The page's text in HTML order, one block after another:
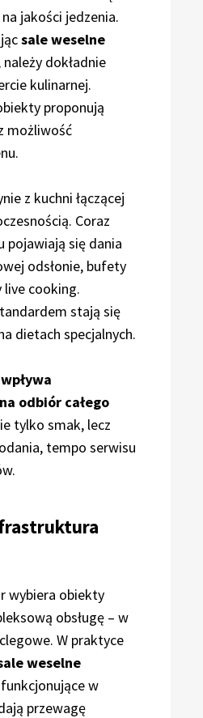
jakości jedzenia.
sale weselne
należy dokładnie
kulinarnej.
proponują
możliwość
z kuchni łączącej
Coraz
pojawiają się dania
odsłonie, bufety
live cooking.
stają się
dietach specjalnych.
odbiór całego
tylko smak, lecz
tempo serwisu
wybiera obiekty
obsługę – w
W praktyce
weselne
funkcjonujące w
przewagę